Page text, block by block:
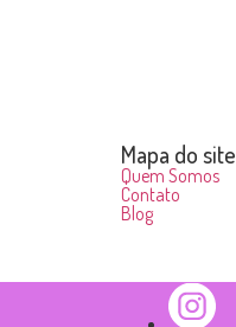
Mapa do site
Quem Somos
Contato
Blog